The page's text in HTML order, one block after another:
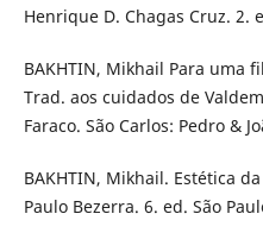
Henrique D. Chagas Cruz. 2.
BAKHTIN, Mikhail Para uma
Trad. aos cuidados de
Faraco. São Carlos: Pedro &
BAKHTIN, Mikhail. Estética
Paulo Bezerra. 6. ed. São